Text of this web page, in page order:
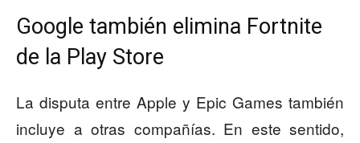
Google también elimina Fortnite
de la Play Store
La disputa entre Apple y Epic Games también
incluye a otras compañías. En este sentido,